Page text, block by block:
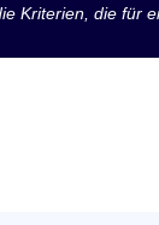
Kriterien, die für